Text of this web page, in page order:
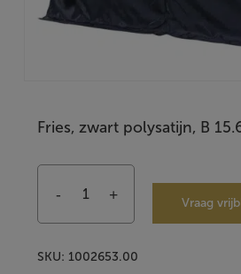
Fries, zwart polysatijn, B
Vraag
SKU: 1002653.00